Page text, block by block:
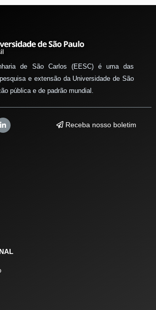
de São Carlos (EESC) é uma das
e extensão da Universidade de São
pública e de padrão mundial.
Receba nosso boletim